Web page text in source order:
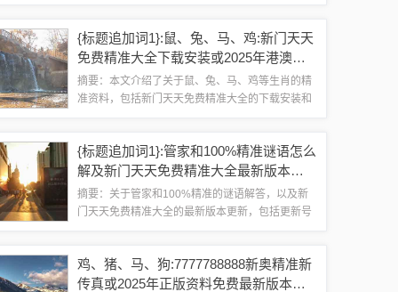
信，更不要将其作为行动的唯一依据。落实个...
{标题追加词1}:鼠、兔、马、鸡:新门天天
免费精准大全下载安装或2025年港澳资
料免费公开和留心误导的假广告梦-多维
释义、专家解读解释与落实
摘要：本文介绍了关于鼠、兔、马、鸡等生肖的精
准资料，包括新门天天免费精准大全的下载安装和
家解读解释等方式，对相关内容进行深入...
{标题追加词1}:管家和100%精准谜语怎么
解及新门天天免费精准大全最新版本更
新:05-33-02-22-11-41 T:34,拒绝欺骗性承
诺-详尽解答、专家解读解释与落实
摘要：关于管家和100%精准的谜语解答，以及新
门天天免费精准大全的最新版本更新，包括更新号
过本文，读者可以了解到最新的谜语解法、...
鸡、猪、马、狗:7777788888新奥精准新
传真或2025年正版资料免费最新版本大